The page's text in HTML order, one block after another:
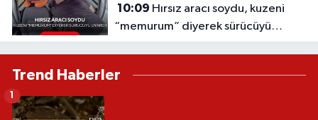
10:09
“memurum” diyerek sürücüyü
uyardı! Pes dedirten plan
Trend Haberler
1